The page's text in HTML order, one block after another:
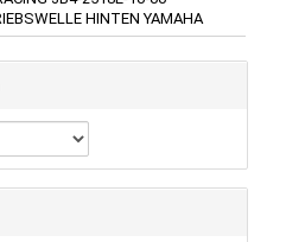
HINTEN YAMAHA